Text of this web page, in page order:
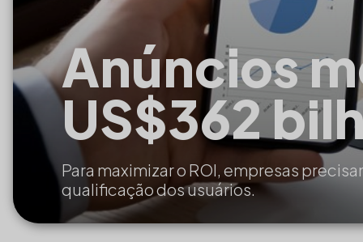
Anúncios
US$362
Para maximizar o ROI, empresas
qualificação dos usuários.